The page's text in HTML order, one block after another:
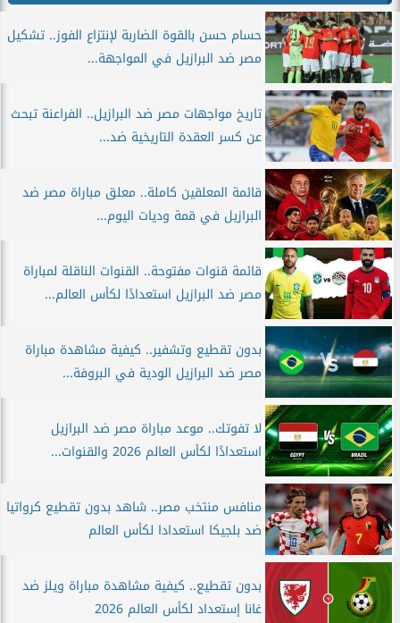
حسام حسن بالقوة الضاربة لإنتزاع الفوز.. تشكيل
مصر ضد البرازيل في المواجهة...
تاريخ مواجهات مصر ضد البرازيل.. الفراعنة تبحث
عن كسر العقدة التاريخية ضد...
قائمة المعلقين كاملة.. معلق مباراة مصر ضد
البرازيل في قمة وديات اليوم...
قائمة قنوات مفتوحة.. القنوات الناقلة لمباراة
مصر ضد البرازيل استعدادًا لكأس العالم...
بدون تقطيع وتشفير.. كيفية مشاهدة مباراة
مصر ضد البرازيل الودية في البروفة...
لا تفوتك.. موعد مباراة مصر ضد البرازيل
استعدادًا لكأس العالم 2026 والقنوات...
منافس منتخب مصر.. شاهد بدون تقطيع كرواتيا
ضد بلجيكا استعدادا لكأس العالم
بدون تقطيع.. كيفية مشاهدة مباراة ويلز ضد
غانا إستعداد لكأس العالم 2026